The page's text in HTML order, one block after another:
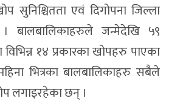
सुनिश्चितता एवं दिगोपना जिल्ला
बालबालिकाहरुले जन्मेदेखि ५९
१४ प्रकारका खोपहरु पाएका
भित्रका बालबालिकाहरु सबैले
लगाइरहेका छन् ।